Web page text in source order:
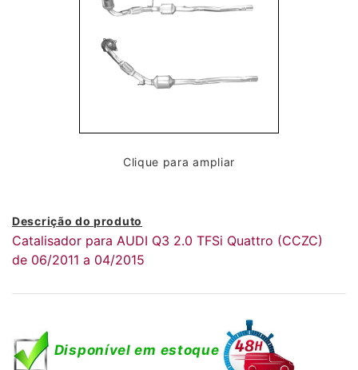
Clique para ampliar
Descrição do produto
Catalisador para AUDI Q3 2.0 TFSi Quattro (CCZC)
de 06/2011 a 04/2015
Disponível em estoque